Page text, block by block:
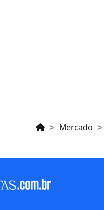
Mercado